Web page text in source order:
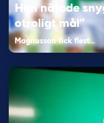
Han nätade
otroligt mål”
Magnusson fick flest…